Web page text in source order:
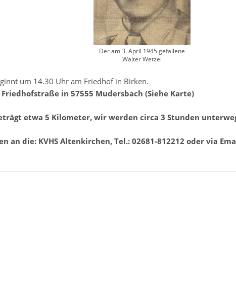
Der am 3. April 1945 gefallene
Walter Wetzel
um 14.30 Uhr am Friedhof in Birken.
in 57555 Mudersbach (Siehe Karte)
etwa 5 Kilometer, wir werden circa 3 Stunden
an die: KVHS Altenkirchen, Tel.: 02681-812212 oder via